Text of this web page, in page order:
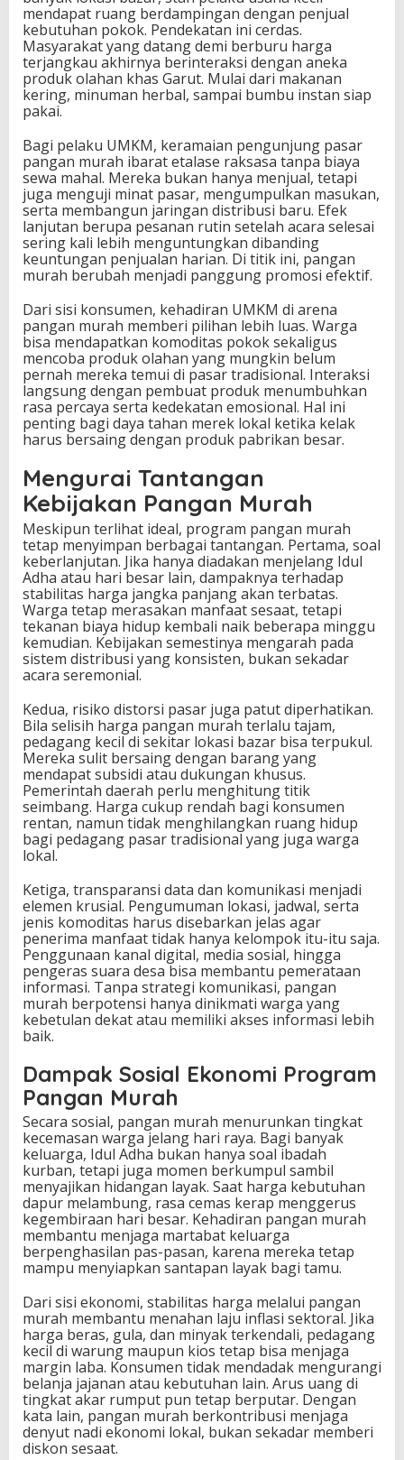
mendapat ruang berdampingan dengan penjual
kebutuhan pokok. Pendekatan ini cerdas.
Masyarakat yang datang demi berburu harga
terjangkau akhirnya berinteraksi dengan aneka
produk olahan khas Garut. Mulai dari makanan
kering, minuman herbal, sampai bumbu instan siap
pakai.
Bagi pelaku UMKM, keramaian pengunjung pasar
pangan murah ibarat etalase raksasa tanpa biaya
sewa mahal. Mereka bukan hanya menjual, tetapi
juga menguji minat pasar, mengumpulkan masukan,
serta membangun jaringan distribusi baru. Efek
lanjutan berupa pesanan rutin setelah acara selesai
sering kali lebih menguntungkan dibanding
keuntungan penjualan harian. Di titik ini, pangan
murah berubah menjadi panggung promosi efektif.
Dari sisi konsumen, kehadiran UMKM di arena
pangan murah memberi pilihan lebih luas. Warga
bisa mendapatkan komoditas pokok sekaligus
mencoba produk olahan yang mungkin belum
pernah mereka temui di pasar tradisional. Interaksi
langsung dengan pembuat produk menumbuhkan
rasa percaya serta kedekatan emosional. Hal ini
penting bagi daya tahan merek lokal ketika kelak
harus bersaing dengan produk pabrikan besar.
Mengurai Tantangan
Kebijakan Pangan Murah
Meskipun terlihat ideal, program pangan murah
tetap menyimpan berbagai tantangan. Pertama, soal
keberlanjutan. Jika hanya diadakan menjelang Idul
Adha atau hari besar lain, dampaknya terhadap
stabilitas harga jangka panjang akan terbatas.
Warga tetap merasakan manfaat sesaat, tetapi
tekanan biaya hidup kembali naik beberapa minggu
kemudian. Kebijakan semestinya mengarah pada
sistem distribusi yang konsisten, bukan sekadar
acara seremonial.
Kedua, risiko distorsi pasar juga patut diperhatikan.
Bila selisih harga pangan murah terlalu tajam,
pedagang kecil di sekitar lokasi bazar bisa terpukul.
Mereka sulit bersaing dengan barang yang
mendapat subsidi atau dukungan khusus.
Pemerintah daerah perlu menghitung titik
seimbang. Harga cukup rendah bagi konsumen
rentan, namun tidak menghilangkan ruang hidup
bagi pedagang pasar tradisional yang juga warga
lokal.
Ketiga, transparansi data dan komunikasi menjadi
elemen krusial. Pengumuman lokasi, jadwal, serta
jenis komoditas harus disebarkan jelas agar
penerima manfaat tidak hanya kelompok itu-itu saja.
Penggunaan kanal digital, media sosial, hingga
pengeras suara desa bisa membantu pemerataan
informasi. Tanpa strategi komunikasi, pangan
murah berpotensi hanya dinikmati warga yang
kebetulan dekat atau memiliki akses informasi lebih
baik.
Dampak Sosial Ekonomi Program
Pangan Murah
Secara sosial, pangan murah menurunkan tingkat
kecemasan warga jelang hari raya. Bagi banyak
keluarga, Idul Adha bukan hanya soal ibadah
kurban, tetapi juga momen berkumpul sambil
menyajikan hidangan layak. Saat harga kebutuhan
dapur melambung, rasa cemas kerap menggerus
kegembiraan hari besar. Kehadiran pangan murah
membantu menjaga martabat keluarga
berpenghasilan pas-pasan, karena mereka tetap
mampu menyiapkan santapan layak bagi tamu.
Dari sisi ekonomi, stabilitas harga melalui pangan
murah membantu menahan laju inflasi sektoral. Jika
harga beras, gula, dan minyak terkendali, pedagang
kecil di warung maupun kios tetap bisa menjaga
margin laba. Konsumen tidak mendadak mengurangi
belanja jajanan atau kebutuhan lain. Arus uang di
tingkat akar rumput pun tetap berputar. Dengan
kata lain, pangan murah berkontribusi menjaga
denyut nadi ekonomi lokal, bukan sekadar memberi
diskon sesaat.